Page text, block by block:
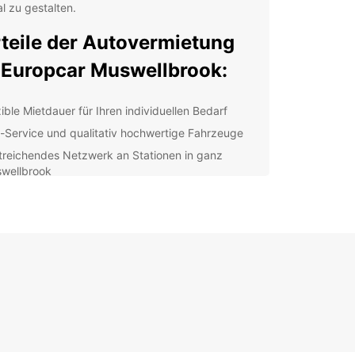
zu gestalten.
der Autovermietung
Muswellbrook:
Mietdauer für Ihren individuellen Bedarf
Service und qualitativ hochwertige Fahrzeuge
Netzwerk an Stationen in ganz